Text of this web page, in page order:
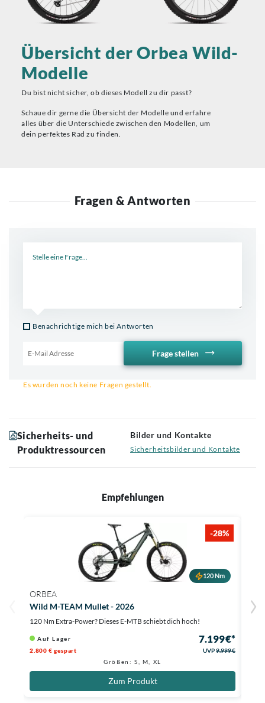
Übersicht der Orbea Wild-
Modelle
Du bist nicht sicher, ob dieses Modell zu dir passt?
Schaue dir gerne die Übersicht der Modelle und erfahre
alles über die Unterschiede zwischen den Modellen, um
dein perfektes Rad zu finden.
Fragen & Antworten
Benachrichtige mich bei Antworten
Frage stellen
Es wurden noch keine Fragen gestellt.
Sicherheits- und
Produktressourcen
Bilder und Kontakte
Sicherheitsbilder und Kontakte
Empfehlungen
-28%
120 Nm
ORBEA
Wild M-TEAM Mullet - 2026
120 Nm Extra-Power? Dieses E-MTB schiebt dich hoch!
Auf Lager 7.199 €*
2.800 € gespart UVP9.999 €
Größen: S, M, XL
Zum Produkt